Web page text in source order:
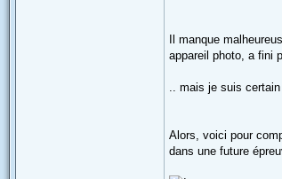
Il manque
appareil photo, a fini
.. mais je suis
Alors, voici pour
dans une future